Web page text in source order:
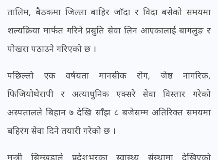
तालिम, बैठकमा जिल्ला बाहिर जाँदा र विदा बसेको समयमा
शल्यक्रिया मार्फत गरिने प्रसुति सेवा लिन आएकालाई बागलुङ र
पोखरा पठाउने गरिएको छ ।
पछिल्लो एक वर्षयता मानसीक रोग, जेष्ठ नागरिक,
फिजियोथेरापी र अत्याधुनिक एक्सरे सेवा विस्तार गरेको
अस्पतालले बिहान ७ देखि साँझ ८ बजेसम्म अतिरिक्त समयमा
बहिरंग सेवा दिने तयारी गरेको छ ।
मन्त्री सिम्खडाले प्रदेशभरका स्वास्थ्य संस्थामा देखिएको